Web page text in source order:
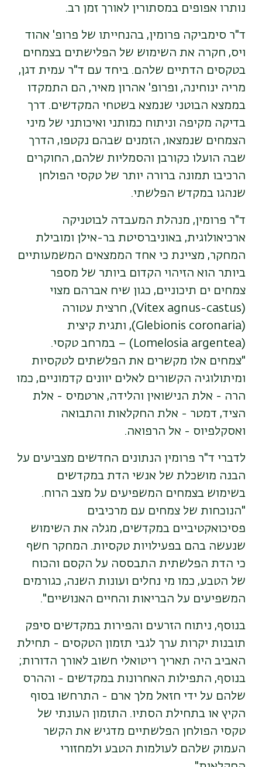
נותרו אפופים במסתורין לאורך זמן רב.
ד"ר סימביקה פרומין, בהנחייתו של פרופ' אהוד
ויס, חקרה את השימוש של הפלישתים בצמחים
בטקסים הדתיים שלהם. ביחד עם ד"ר עמית דגן,
מריה ינוחינה, ופרופ' אהרון מאיר, הם התמקדו
בממצא הבוטני שנמצא בשטחי המקדשים. דרך
בדיקה מקיפה וניתוח כמותני ואיכותני של מיני
הצמחים שנמצאו, הזמנים שבהם נקטפו, הדרך
שבה הועלו כקורבן והסמליות שלהם, החוקרים
הרכיבו תמונה ברורה יותר של טקסי הפולחן
שנהגו במקדש הפלשתי.
ד"ר פרומין, מנהלת המעבדה לבוטניקה
ארכיאולוגית, באוניברסיטת בר-אילן ומובילת
המחקר, מציינת כי אחד הממצאים המשמעותיים
ביותר הוא הזיהוי הקדום ביותר של מספר
צמחים ים תיכוניים, כגון שיח אברהם מצוי
(Vitex agnus-castus), חרצית עטורה
(Glebionis coronaria), ותגית קיצית
(Lomelosia argentea) – במרחב טקסי.
"צמחים אלו מקשרים את הפלשתים לטקסיות
ומיתולוגיה הקשורים לאלים יוונים קדמוניים, כמו
הרה - אלת הנישואין והלידה, ארטמיס - אלת
הציד, דמטר - אלת החקלאות והתבואה
ואסקלפיוס - אל הרפואה.
לדברי ד"ר פרומין הנתונים החדשים מצביעים על
הבנה מושכלת של אנשי הדת במקדשים
בשימוש בצמחים המשפיעים על מצב הרוח.
"הנוכחות של צמחים עם מרכיבים
פסיכואקטיביים במקדשים, מגלה את השימוש
שנעשה בהם בפעילויות טקסיות. המחקר חשף
כי הדת הפלשתית התבססה על הקסם והכוח
של הטבע, כמו מי נחלים ועונות השנה, כגורמים
המשפיעים על הבריאות והחיים האנושיים".
בנוסף, ניתוח הזרעים והפירות במקדשים סיפק
תובנות יקרות ערך לגבי תזמון הטקסים - תחילת
האביב היה תאריך ריטואלי חשוב לאורך הדורות;
בנוסף, התפילות האחרונות במקדשים - וההרס
שלהם על ידי חזאל מלך ארם - התרחשו בסוף
הקיץ או בתחילת הסתיו. התזמון העונתי של
טקסי הפולחן הפלשתיים מדגיש את הקשר
העמוק שלהם לעולמות הטבע ולמחזורי